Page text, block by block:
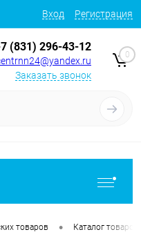
Вход Регистрация
(831) 296-43-12
Заказать звонок
0
товаров • Каталог товаров